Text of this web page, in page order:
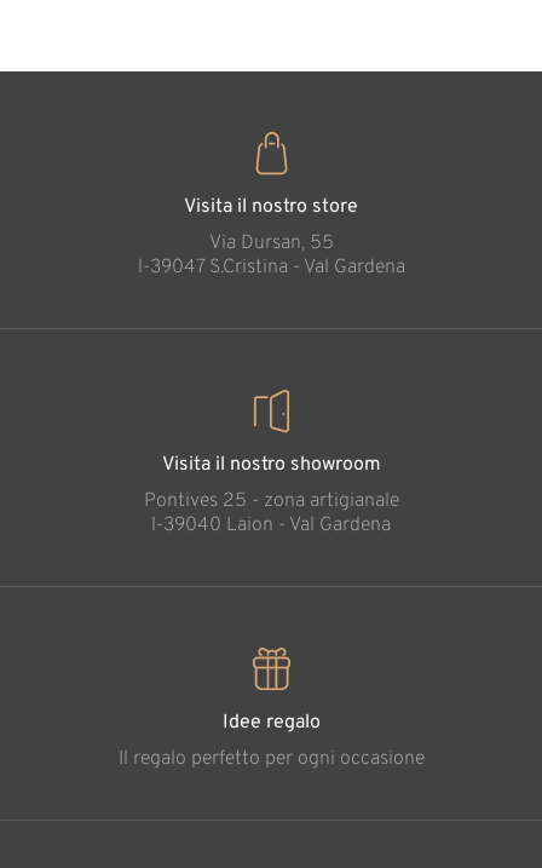
Visita il nostro store
Via Dursan, 55
l-39047 S.Cristina - Val Gardena
Visita il nostro showroom
Pontives 25 - zona artigianale
l-39040 Laion - Val Gardena
Idee regalo
Il regalo perfetto per ogni occasione